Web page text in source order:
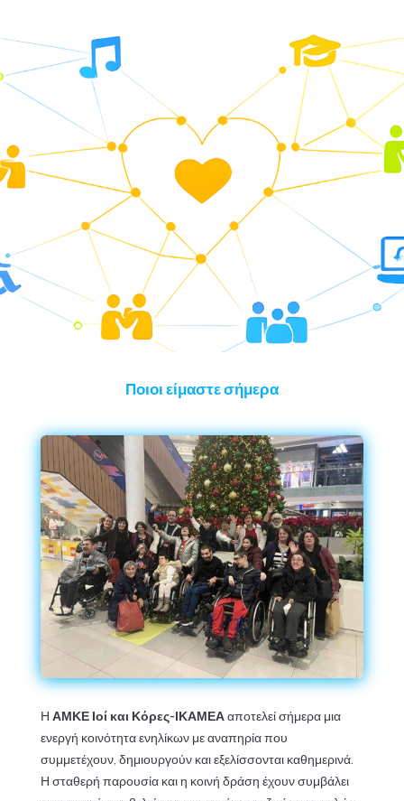
Ποιοι είμαστε σήμερα
Η ΑΜΚΕ Ιοί και Κόρες-ΙΚΑΜΕΑαποτελεί σήμερα μια
ενεργή κοινότητα ενηλίκων με αναπηρία που
συμμετέχουν, δημιουργούν και εξελίσσονται καθημερινά.
Η σταθερή παρουσία και η κοινή δράση έχουν συμβάλει